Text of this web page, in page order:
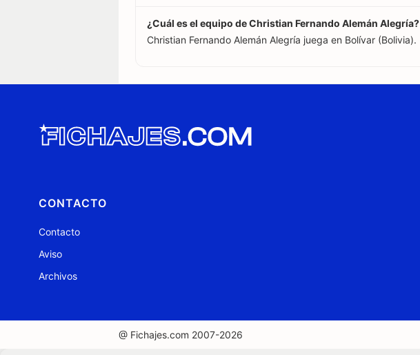
¿Cuál es el equipo de Christian Fernando Alemán Alegría?
Christian Fernando Alemán Alegría juega en Bolívar (Bolivia).
CONTACTO
Contacto
Aviso
Archivos
@ Fichajes.com 2007-2026